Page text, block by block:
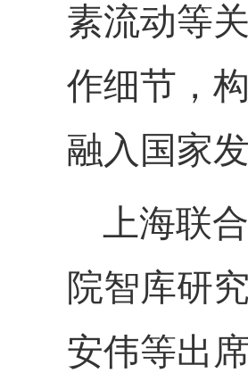
素流动等
作细节，
融入国家
上海联
院智库研
安伟等出